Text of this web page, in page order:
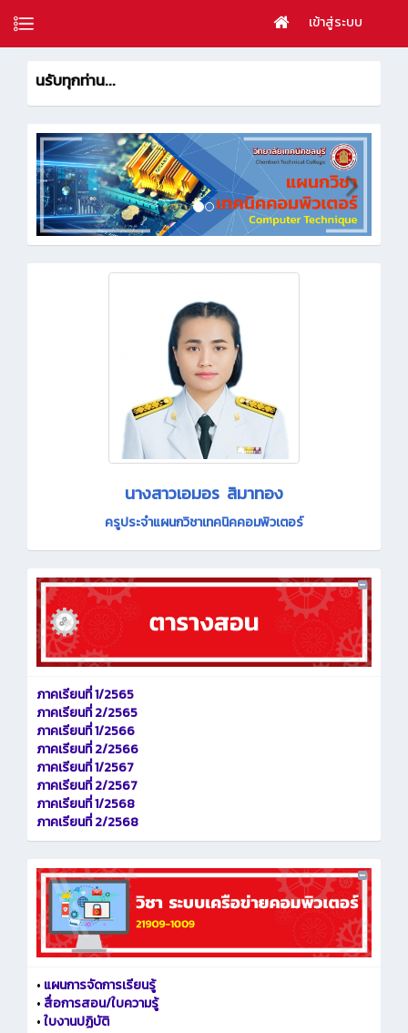
เข้าสู่ระบบ
นางสาวเอมอร สิมาทอง
ครูประจำแผนกวิชาเทคนิคคอมพิวเตอร์
ภาคเรียนที่ 1/2565
ภาคเรียนที่ 2/2565
ภาคเรียนที่ 1/2566
ภาคเรียนที่ 2/2566
ภาคเรียนที่ 1/2567
ภาคเรียนที่ 2/2567
ภาคเรียนที่ 1/2568
ภาคเรียนที่ 2/2568
• แผนการจัดการเรียนรู้
• สื่อการสอน/ใบความรู้
•ใบงานปฏิบัติ